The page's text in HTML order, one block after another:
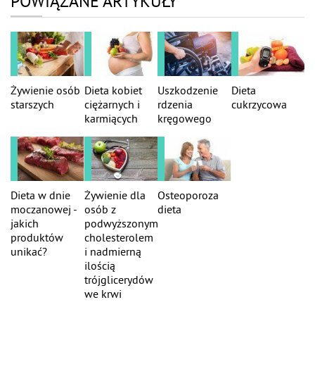
Żywienie osób
starszych
Dieta kobiet
ciężarnych i
karmiących
Uszkodzenie
rdzenia
kręgowego
Dieta
cukrzycowa
Dieta w dnie
moczanowej -
jakich
produktów
unikać?
Żywienie dla
osób z
podwyższonym
cholesterolem
i nadmierną
ilością
trójglicerydów
we krwi
Osteoporoza
dieta